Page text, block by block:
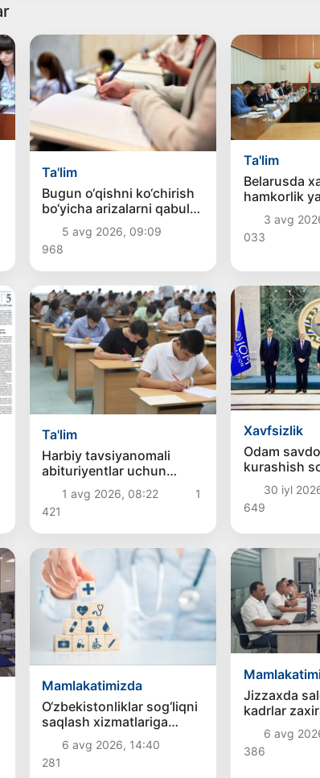
Ta'lim
Bugun o‘qishni ko‘chirish
bo‘yicha arizalarni qabul
qilishning so‘nggi kuni
5 avg 2026, 09:09
968
Ta'lim
Belarusda
hamkorlik
bosqichga
Buxoro
universiteti
safari
3 avg
033
Ta'lim
Harbiy tavsiyanomali
abituriyentlar uchun
qo‘shimcha kvotalar
qanday taqsimlanadi?
1 avg 2026, 08:22
1
421
Xavfsizlik
Odam
kurashish
va
ustuvor
30 iyl
649
Mamlakatimizda
O‘zbekistonliklar sog‘liqni
saqlash xizmatlariga
yarim yilda 11 trln so‘mdan
ziyod mablag‘ sarfladi
6 avg 2026, 14:40
281
Jizzaxda
kadrlar
saralash
davom
6 avg
386